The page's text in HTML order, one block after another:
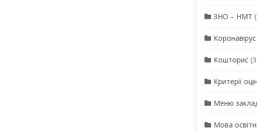
ЗНО – НМТ
Коронавірус
Кошторис
Критерії
Меню
Мова